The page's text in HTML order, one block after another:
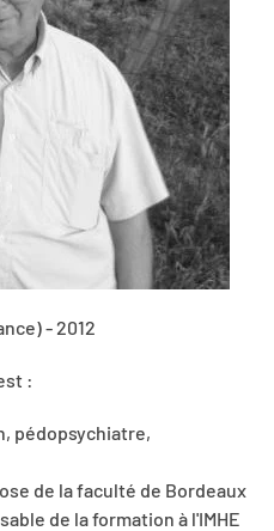
- 2012
:
pédopsychiatre,
de la faculté de Bordeaux
de la formation à l'IMHE